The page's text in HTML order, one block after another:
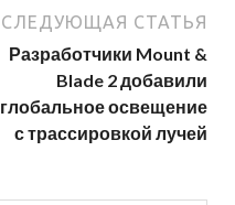
СЛЕДУЮЩАЯ СТАТЬЯ
Разработчики Mount &
Blade 2 добавили
глобальное освещение
с трассировкой лучей